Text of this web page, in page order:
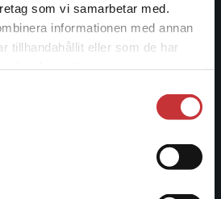
som vi samarbetar med.
informationen med annan
tillhandahållit eller som de har
du besöker
via en enhet utanför Sverige.
utanför Sverige. För
köp måste
1963 och är idag Sveriges
Med läromedel, kurslitteratur,
finns Studentlitteratur med